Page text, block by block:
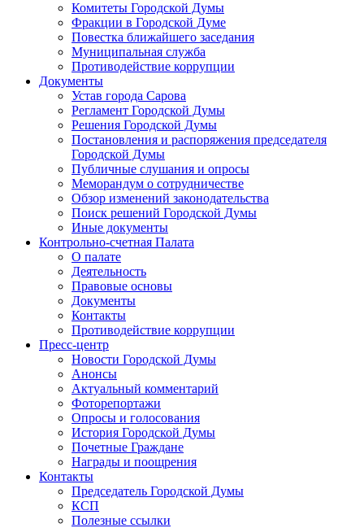
Комитеты Городской Думы
Фракции в Городской Думе
Повестка ближайшего заседания
Муниципальная служба
Противодействие коррупции
Документы
Устав города Сарова
Регламент Городской Думы
Решения Городской Думы
Постановления и распоряжения председателя
Городской Думы
Публичные слушания и опросы
Меморандум о сотрудничестве
Обзор изменений законодательства
Поиск решений Городской Думы
Иные документы
Контрольно-счетная Палата
О палате
Деятельность
Правовые основы
Документы
Контакты
Противодействие коррупции
Пресс-центр
Новости Городской Думы
Анонсы
Актуальный комментарий
Фоторепортажи
Опросы и голосования
История Городской Думы
Почетные Граждане
Награды и поощрения
Контакты
Председатель Городской Думы
КСП
Полезные ссылки